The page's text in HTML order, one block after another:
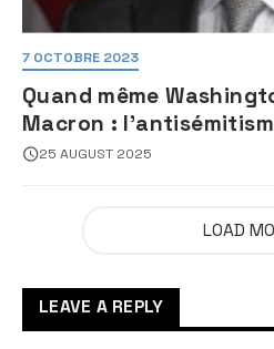
7 OCTOBRE 2023
Quand même
Macron :
faillite d’État
25 AUGUST 2025
LOAD
LEAVE A REPLY